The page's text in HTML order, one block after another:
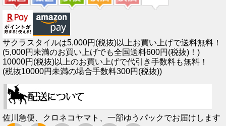
サクラスタイルは5,000円(税抜)以上お買い上げで送料無料！
(5,000円未満のお買い上げでも全国送料600円(税抜)！)
10000円(税抜)以上のお買い上げで代引き手数料も無料！
(税抜10000円未満の場合手数料300円(税抜))
佐川急便、クロネコヤマト、一部ゆうパックでお届けします